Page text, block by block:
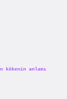
kökenin anlamı